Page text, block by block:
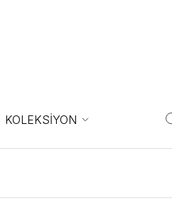
KOLEKSİYON